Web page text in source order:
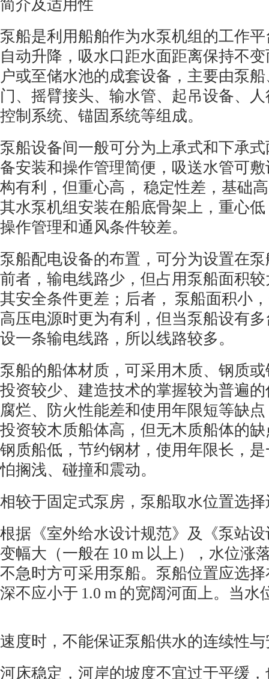
简介及适用性
泵船是利用船舶作为水泵机组的工作
自动升降，吸水口距水面距离保持不
户或至储水池的成套设备，主要由泵
门、摇臂接头、输水管、起吊设备、
控制系统、锚固系统等组成。
泵船设备间一般可分为上承式和下承
备安装和操作管理简便，吸送水管可
构有利，但重心高， 稳定性差，基础
其水泵机组安装在船底骨架上，重心
操作管理和通风条件较差。
泵船配电设备的布置，可分为设置在
前者，输电线路少，但占用泵船面积
其安全条件更差；后者， 泵船面积小
高压电源时更为有利，但当泵船设有
设一条输电线路，所以线路较多。
泵船的船体材质，可采用木质、钢质
投资较少、建造技术的掌握较为普遍
腐烂、防火性能差和使用年限短等缺
投资较木质船体高，但无木质船体的
钢质船低，节约钢材，使用年限长，
怕搁浅、碰撞和震动。
相较于固定式泵房，泵船取水位置选
根据《室外给水设计规范》及《泵站
变幅大（一般在 10 m 以上），水位涨
不急时方可采用泵船。泵船位置应选
深不应小于 1.0 m 的宽阔河面上。当水
速度时，不能保证泵船供水的连续性
河床稳定，河岸的坡度不宜过于平缓